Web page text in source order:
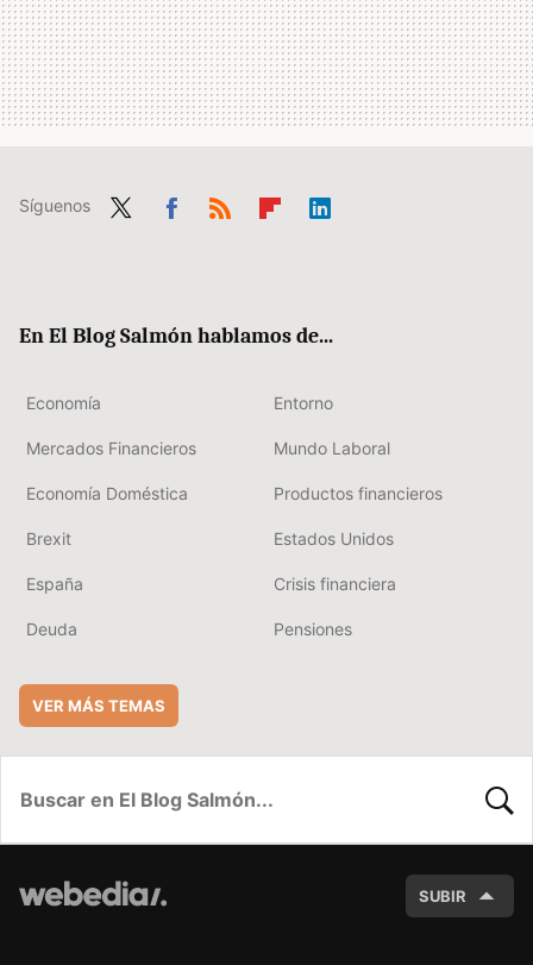
Síguenos
En El Blog Salmón hablamos de...
Economía Entorno
Mercados Financieros Mundo Laboral
Economía Doméstica Productos financieros
Brexit Estados Unidos
España Crisis financiera
Deuda Pensiones
VER MÁS TEMAS
SUBIR